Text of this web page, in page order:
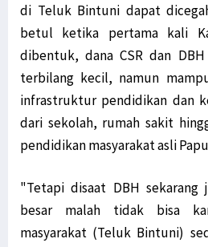
di Teluk Bintuni dapat
betul ketika pertama kali
dibentuk, dana CSR dan
terbilang kecil, namun
infrastruktur pendidikan dan
dari sekolah, rumah sakit
pendidikan masyarakat asli
"Tetapi disaat DBH
besar malah tidak bisa
masyarakat (Teluk Bintuni)